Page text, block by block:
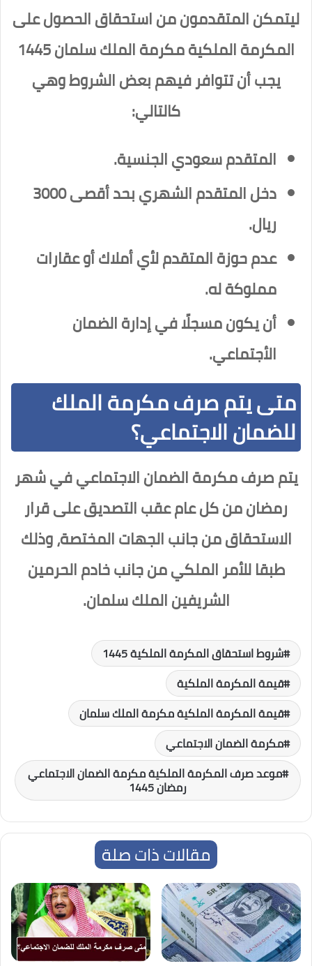
ليتمكن المتقدمون من استحقاق الحصول على
المكرمة الملكية مكرمة الملك سلمان 1445
يجب أن تتوافر فيهم بعض الشروط وهي
كالتالي:
المتقدم سعودي الجنسية.
دخل المتقدم الشهري بحد أقصى 3000
ريال.
عدم حوزة المتقدم لأي أملاك أو عقارات
مملوكة له.
أن يكون مسجلًا في إدارة الضمان
الأجتماعي.
متى يتم صرف مكرمة الملك
للضمان الاجتماعي؟
يتم صرف مكرمة الضمان الاجتماعي في شهر
رمضان من كل عام عقب التصديق على قرار
الاستحقاق من جانب الجهات المختصة، وذلك
طبقا للأمر الملكي من جانب خادم الحرمين
الشريفين الملك سلمان.
شروط استحقاق المكرمة الملكية 1445
قيمة المكرمة الملكية
قيمة المكرمة الملكية مكرمة الملك سلمان
مكرمة الضمان الاجتماعي
موعد صرف المكرمة الملكية مكرمة الضمان الاجتماعي
رمضان 1445
مقالات ذات صلة